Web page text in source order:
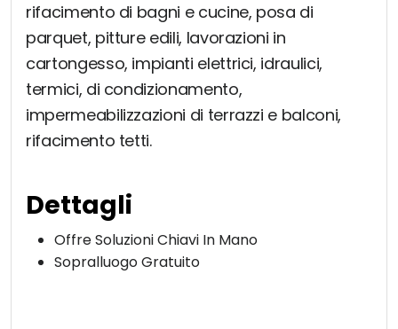
rifacimento di bagni e cucine, posa di
parquet, pitture edili, lavorazioni in
cartongesso, impianti elettrici, idraulici,
termici, di condizionamento,
impermeabilizzazioni di terrazzi e balconi,
rifacimento tetti.
Dettagli
Offre Soluzioni Chiavi In Mano
Sopralluogo Gratuito